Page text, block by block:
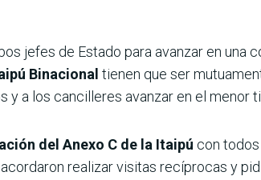
jefes de Estado para avanzar en una
Binacional tienen que ser
y a los cancilleres avanzar en el menor
del Anexo C de la Itaipú con todos
realizar visitas recíprocas y